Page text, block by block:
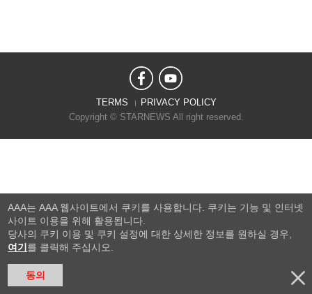
TERMS
PRIVACY POLICY
Copyright © STARNEWS All right reserved.
AAA는 AAA 웹사이트에서 쿠키를 사용합니다. 쿠키는 기능 및 인터넷
사이트 이용을 위해 활용됩니다.
당사의 쿠키 이용 및 쿠키 설정에 대한 상세한 정보를 원하실 경우,
여기 를 클릭해 주십시오.
동의